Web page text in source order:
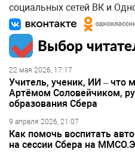
социальных сетей ВК и
Выбор
22 мая 2026, 17:17
Учитель, ученик, ИИ – что
Артёмом Соловейчиком,
образования Сбера
9 апреля 2026, 21:07
Как помочь воспитать
на сессии Сбера на